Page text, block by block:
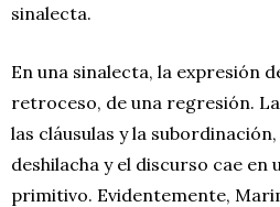
sinalecta.
En una sinalecta, la expresión
retroceso, de una regresión.
las cláusulas y la
deshilacha y el discurso cae en
primitivo. Evidentemente,